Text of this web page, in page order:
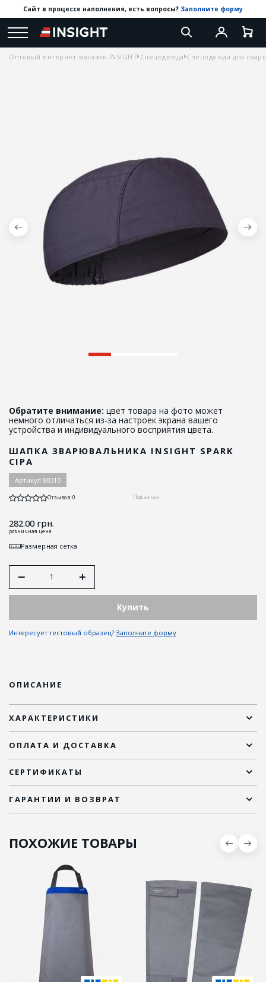
Сайт в процессе наполнения, есть вопросы? Заполните форму
Оптовый интернет-магазин INSIGHT Спецодежда Спецодежда для
Обратите внимание: цвет товара на фото может
немного отличаться из-за настроек экрана вашего
устройства и индивидуального восприятия цвета.
ШАПКА ЗВАРЮВАЛЬНИКА INSIGHT SPARK
СІРА
Артикул:88310
Отзывов: 0 Под заказ
282.00грн.
розничная цена
Размерная сетка
Купить
Интересует тестовый образец? Заполните форму
ОПИСАНИЕ
ХАРАКТЕРИСТИКИ
ОПЛАТА И ДОСТАВКА
СЕРТИФИКАТЫ
ГАРАНТИИ И ВОЗВРАТ
ПОХОЖИЕ ТОВАРЫ